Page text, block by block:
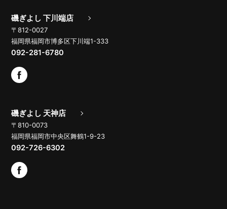
磯ぎよし 下川端店
〒812-0027
福岡県福岡市博多区下川端1-333
092-281-6780
磯ぎよし 天神店
〒810-0073
福岡県福岡市中央区舞鶴1-9-23
092-726-6302